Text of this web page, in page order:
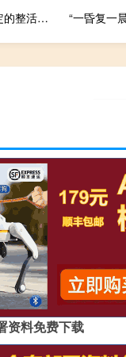
为什么是神 格式固定的整活长文什么梗
“一昏复一
资料免费下载